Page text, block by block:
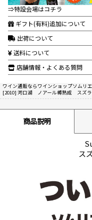
⇒特設会場はコチラ
ギフト(有料)追加について
出荷について
送料について
店舗情報・よくある質問
ワイン通販ならワインショップソムリエ
[2010] 河口湖 ノアール樽熟成 スズ
商品説明
ス